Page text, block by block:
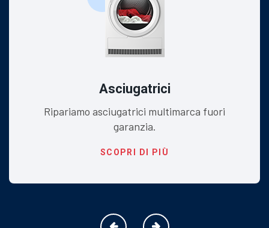
Asciugatrici
Ripariamo asciugatrici multimarca fuori
garanzia.
SCOPRI DI PIÙ